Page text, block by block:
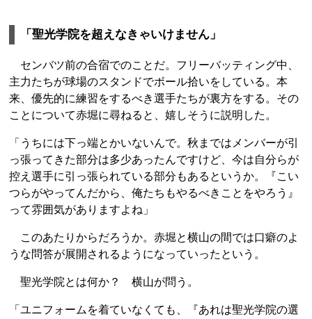
「聖光学院を超えなきゃいけません」
センバツ前の合宿でのことだ。フリーバッティング中、
主力たちが球場のスタンドでボール拾いをしている。本
来、優先的に練習をするべき選手たちが裏方をする。その
ことについて赤堀に尋ねると、嬉しそうに説明した。
「うちには下っ端とかいないんで。秋まではメンバーが引
っ張ってきた部分は多少あったんですけど、今は自分らが
控え選手に引っ張られている部分もあるというか。『こい
つらがやってんだから、俺たちもやるべきことをやろう』
って雰囲気がありますよね」
このあたりからだろうか。赤堀と横山の間では口癖のよ
うな問答が展開されるようになっていったという。
聖光学院とは何か？ 横山が問う。
「ユニフォームを着ていなくても、『あれは聖光学院の選